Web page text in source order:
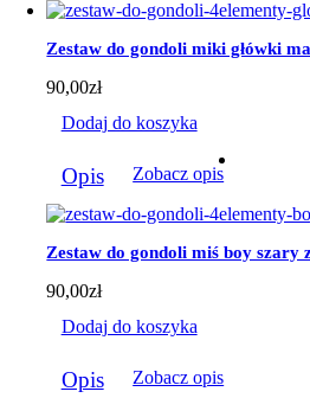
wariantów.
można
wybrać
na
stronie
Zestaw do gondoli miki główki
90,00zł
Dodaj do koszyka
Opis Zobacz opis
Zestaw do gondoli miś boy szary
90,00zł
Dodaj do koszyka
Opis Zobacz opis